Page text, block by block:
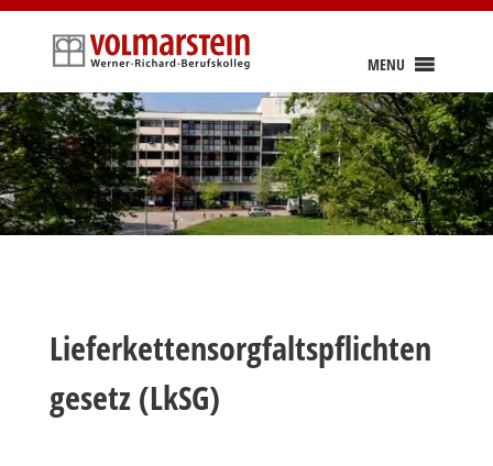
Skip
content
MENU
Lieferkettensorgfaltspflichten
gesetz (LkSG)